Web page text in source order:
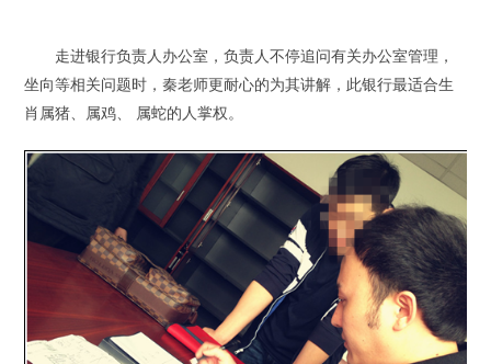
走进银行负责人办公室，负责人不停追问有关办公室管理，
坐向等相关问题时，秦老师更耐心的为其讲解，此银行最适合生
肖属猪、属鸡、 属蛇的人掌权。